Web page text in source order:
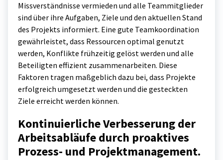
Missverständnisse vermieden und alle Teammitglieder
sind über ihre Aufgaben, Ziele und den aktuellen Stand
des Projekts informiert. Eine gute Teamkoordination
gewährleistet, dass Ressourcen optimal genutzt
werden, Konflikte frühzeitig gelöst werden und alle
Beteiligten effizient zusammenarbeiten. Diese
Faktoren tragen maßgeblich dazu bei, dass Projekte
erfolgreich umgesetzt werden und die gesteckten
Ziele erreicht werden können.
Kontinuierliche Verbesserung der
Arbeitsabläufe durch proaktives
Prozess- und Projektmanagement.